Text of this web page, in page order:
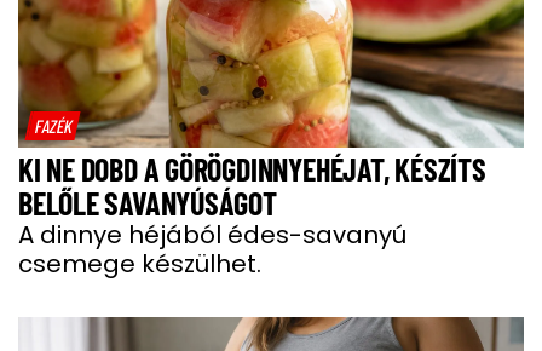
FAZÉK
KI NE DOBD A GÖRÖGDINNYEHÉJAT, KÉSZÍTS
BELŐLE SAVANYÚSÁGOT
A dinnye héjából édes-savanyú
csemege készülhet.